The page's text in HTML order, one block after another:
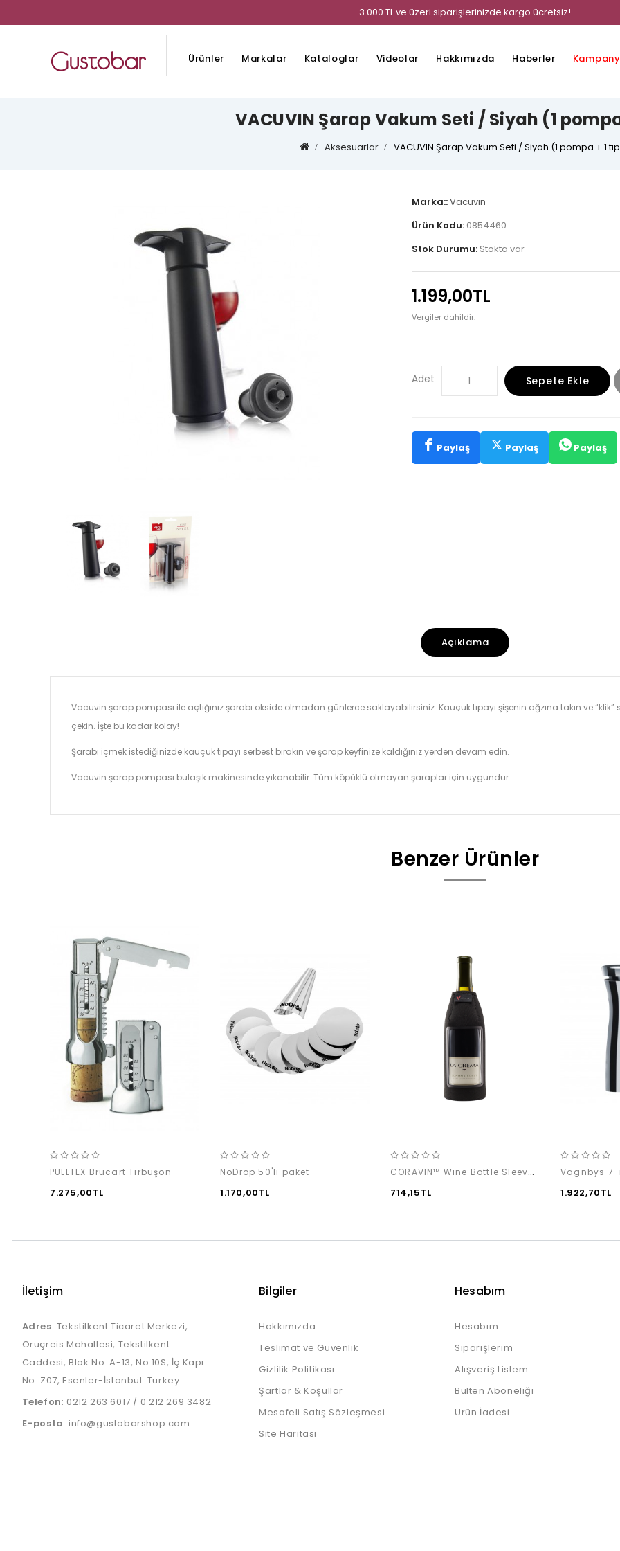
3.000 TL ve üzeri siparişlerinizde kargo ücretsiz!
Ürünler Markalar Kataloglar Videolar Hakkımızda Haberler
VACUVIN Şarap Vakum Seti / Siyah (1
Aksesuarlar VACUVIN Şarap Vakum Seti / Siyah (1 pompa + 1
Marka::Vacuvin
Ürün Kodu: 0854460
Stok Durumu: Stokta var
1.199,00TL
Vergiler dahildir.
Adet Sepete Ekle
Paylaş Paylaş Paylaş
Açıklama
Vacuvin şarap pompası ile açtığınız şarabı okside olmadan günlerce saklayabilirsiniz. Kauçuk tıpayı şişenin ağzına takın ve
çekin. İşte bu kadar kolay!
Şarabı içmek istediğinizde kauçuk tıpayı serbest bırakın ve şarap keyfinize kaldığınız yerden devam edin.
Vacuvin şarap pompası bulaşık makinesinde yıkanabilir. Tüm köpüklü olmayan şaraplar için uygundur.
Benzer Ürünler
PULLTEX Brucart Tirbuşon
7.275,00TL
NoDrop 50'li paket
1.170,00TL
CORAVIN™ Wine Bottle Sleeve with Window, 750ml
714,15TL 1.922,70TL
İletişim
Adres: Tekstilkent Ticaret Merkezi,
Oruçreis Mahallesi, Tekstilkent
Caddesi, Blok No: A-13, No:10S, İç Kapı
No: Z07, Esenler-İstanbul. Turkey
Telefon: 0212 263 6017 / 0 212 269 3482
E-posta:info@gustobarshop.com
Bilgiler
Hakkımızda
Teslimat ve Güvenlik
Gizlilik Politikası
Şartlar & Koşullar
Mesafeli Satış Sözleşmesi
Site Haritası
Hesabım
Hesabım
Siparişlerim
Alışveriş Listem
Bülten Aboneliği
Ürün İadesi